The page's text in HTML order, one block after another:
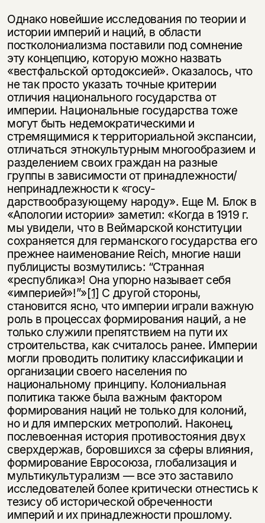
Однако новейшие исследования по теории и
истории империй и наций, в области
постколониализма поставили под сомнение
эту концепцию, которую можно назвать
«вестфальской ортодоксией». Оказалось, что
не так просто указать точные критерии
отличия национального государства от
империи. Национальные госу­дар­ства тоже
могут быть недемократическими и
стремящимися к территориаль­ной экспансии,
отличаться этнокультурным многообразием и
разделением своих граждан на разные
группы в зависимости от принадлежности/
непринадлежности к «госу­
дарствообразующему народу». Еще М. Блок в
«Апологии истории» заметил: «Когда в 1919 г.
мы увидели, что в Веймарской конституции
сохраняется для германского государства его
прежнее наименование Reich, многие наши
публицисты возмутились: “Странная
«республика»! Она упорно называет себя
«империей»!”»[1] С другой стороны,
становится ясно, что империи играли важную
роль в процессах формирования наций, а не
только служили препятствием на пути их
строительства, как считалось ранее. Империи
могли проводить политику классификации и
организации своего населения по
национальному принципу. Колониальная
политика также была важным фактором
формирования наций не только для колоний,
но и для имперских метрополий. Наконец,
послевоенная история противостояния двух
сверхдержав, боровшихся за сферы влияния,
формирование Евросоюза, глобализация и
мультикультурализм — все это заставило
исследователей более критически отнестись к
тезису об исторической обреченности
империй и их принадлежности прошлому.